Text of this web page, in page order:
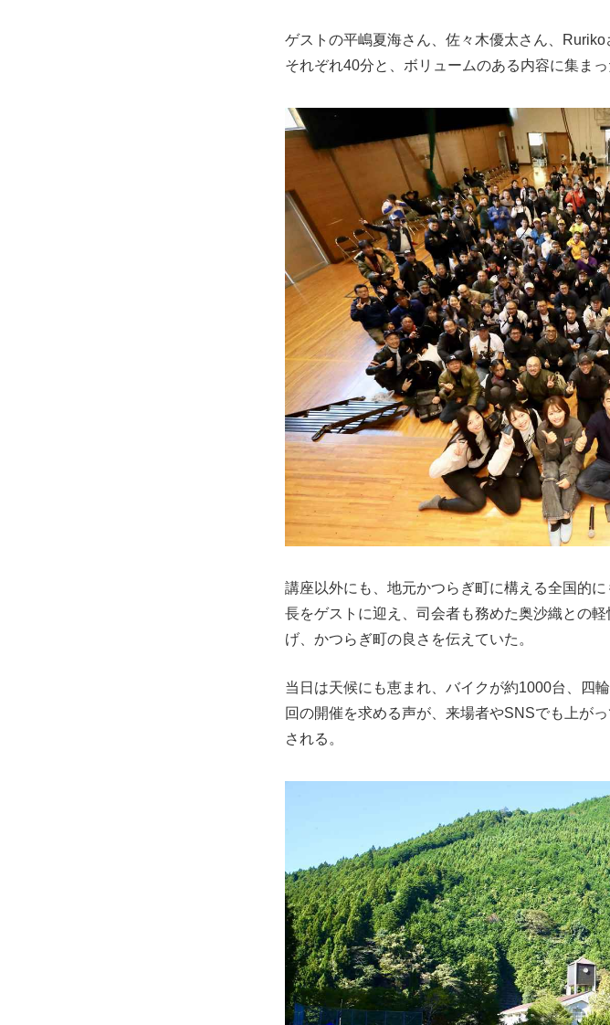
ゲストの平嶋夏海さん、佐々木優太さん、
それぞれ40分と、ボリュームのある内容に集ま
講座以外にも、地元かつらぎ町に構える全国的
長をゲストに迎え、司会者も務めた奥沙織との
げ、かつらぎ町の良さを伝えていた。
当日は天候にも恵まれ、バイクが約1000台、四
回の開催を求める声が、来場者やSNSでも上が
される。